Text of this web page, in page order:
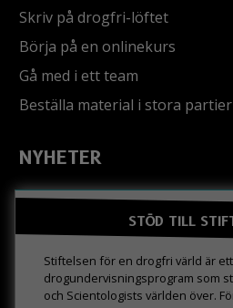
Skriv på drogfri-löftet
Börja på en onlinekurs
Gå med i ett team
Beställa material i stora partier
NYHETER
STÖD TILL
Stiftelsen för en drogfri värld är
drogundervisningsprogram som
och Scientologists världen över.